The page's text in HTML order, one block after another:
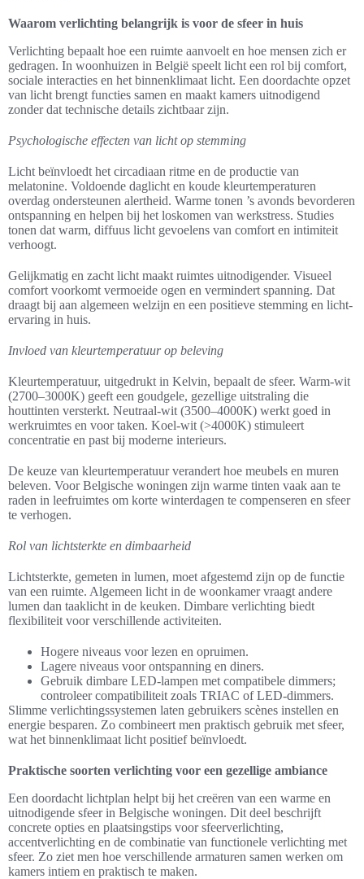
Waarom verlichting belangrijk is voor de sfeer in huis
Verlichting bepaalt hoe een ruimte aanvoelt en hoe mensen zich er
gedragen. In woonhuizen in België speelt licht een rol bij comfort,
sociale interacties en het binnenklimaat licht. Een doordachte opzet
van licht brengt functies samen en maakt kamers uitnodigend
zonder dat technische details zichtbaar zijn.
Psychologische effecten van licht op stemming
Licht beïnvloedt het circadiaan ritme en de productie van
melatonine. Voldoende daglicht en koude kleurtemperaturen
overdag ondersteunen alertheid. Warme tonen ’s avonds bevorderen
ontspanning en helpen bij het loskomen van werkstress. Studies
tonen dat warm, diffuus licht gevoelens van comfort en intimiteit
verhoogt.
Gelijkmatig en zacht licht maakt ruimtes uitnodigender. Visueel
comfort voorkomt vermoeide ogen en vermindert spanning. Dat
draagt bij aan algemeen welzijn en een positieve stemming en licht-
ervaring in huis.
Invloed van kleurtemperatuur op beleving
Kleurtemperatuur, uitgedrukt in Kelvin, bepaalt de sfeer. Warm-wit
(2700–3000K) geeft een goudgele, gezellige uitstraling die
houttinten versterkt. Neutraal-wit (3500–4000K) werkt goed in
werkruimtes en voor taken. Koel-wit (>4000K) stimuleert
concentratie en past bij moderne interieurs.
De keuze van kleurtemperatuur verandert hoe meubels en muren
beleven. Voor Belgische woningen zijn warme tinten vaak aan te
raden in leefruimtes om korte winterdagen te compenseren en sfeer
te verhogen.
Rol van lichtsterkte en dimbaarheid
Lichtsterkte, gemeten in lumen, moet afgestemd zijn op de functie
van een ruimte. Algemeen licht in de woonkamer vraagt andere
lumen dan taaklicht in de keuken. Dimbare verlichting biedt
flexibiliteit voor verschillende activiteiten.
Hogere niveaus voor lezen en opruimen.
Lagere niveaus voor ontspanning en diners.
Gebruik dimbare LED-lampen met compatibele dimmers;
controleer compatibiliteit zoals TRIAC of LED-dimmers.
Slimme verlichtingssystemen laten gebruikers scènes instellen en
energie besparen. Zo combineert men praktisch gebruik met sfeer,
wat het binnenklimaat licht positief beïnvloedt.
Praktische soorten verlichting voor een gezellige ambiance
Een doordacht lichtplan helpt bij het creëren van een warme en
uitnodigende sfeer in Belgische woningen. Dit deel beschrijft
concrete opties en plaatsingstips voor sfeerverlichting,
accentverlichting en de combinatie van functionele verlichting met
sfeer. Zo ziet men hoe verschillende armaturen samen werken om
kamers intiem en praktisch te maken.